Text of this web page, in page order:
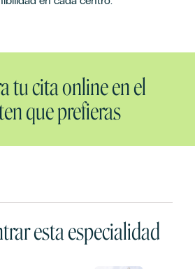
tu cita online en el
que prefieras
esta especialidad